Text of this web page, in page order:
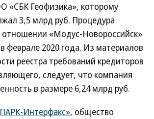
«СБК Геофизика», которому
3,5 млрд руб. Процедура
«Модус-Новороссийск»
феврале 2020 года. Из материалов
реестра требований кредиторов
следует, что компания
в размере 6,24 млрд руб.
Интерфакс», общество